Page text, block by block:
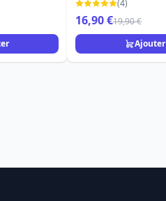
(4)
16,90 €19,90 €
Ajouter